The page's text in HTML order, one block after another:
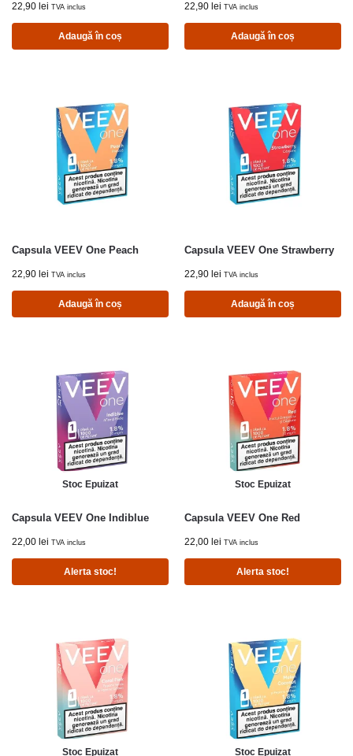
22,90 lei TVA inclus
Adaugă în coș
22,90 lei TVA inclus
Adaugă în coș
Capsula VEEV One Peach
22,90 lei TVA inclus
Adaugă în coș
Capsula VEEV One Strawberry
22,90 lei TVA inclus
Adaugă în coș
Stoc Epuizat
Capsula VEEV One Indiblue
22,00 lei TVA inclus
Alerta stoc!
Stoc Epuizat
Capsula VEEV One Red
22,00 lei TVA inclus
Alerta stoc!
Stoc Epuizat Stoc Epuizat